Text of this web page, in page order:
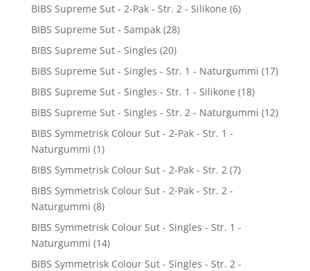
BIBS Supreme Sut - 2-Pak - Str. 2 - Silikone (6)
BIBS Supreme Sut - Sampak (28)
BIBS Supreme Sut - Singles (20)
BIBS Supreme Sut - Singles - Str. 1 - Naturgummi (17)
BIBS Supreme Sut - Singles - Str. 1 - Silikone (18)
BIBS Supreme Sut - Singles - Str. 2 - Naturgummi (12)
BIBS Symmetrisk Colour Sut - 2-Pak - Str. 1 -
Naturgummi (1)
BIBS Symmetrisk Colour Sut - 2-Pak - Str. 2 (7)
BIBS Symmetrisk Colour Sut - 2-Pak - Str. 2 -
Naturgummi (8)
BIBS Symmetrisk Colour Sut - Singles - Str. 1 -
Naturgummi (14)
BIBS Symmetrisk Colour Sut - Singles - Str. 2 -